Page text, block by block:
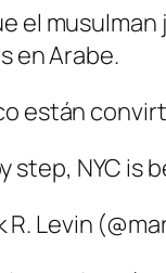
el
en Arabe.
están
step, NYC is
R. Levin